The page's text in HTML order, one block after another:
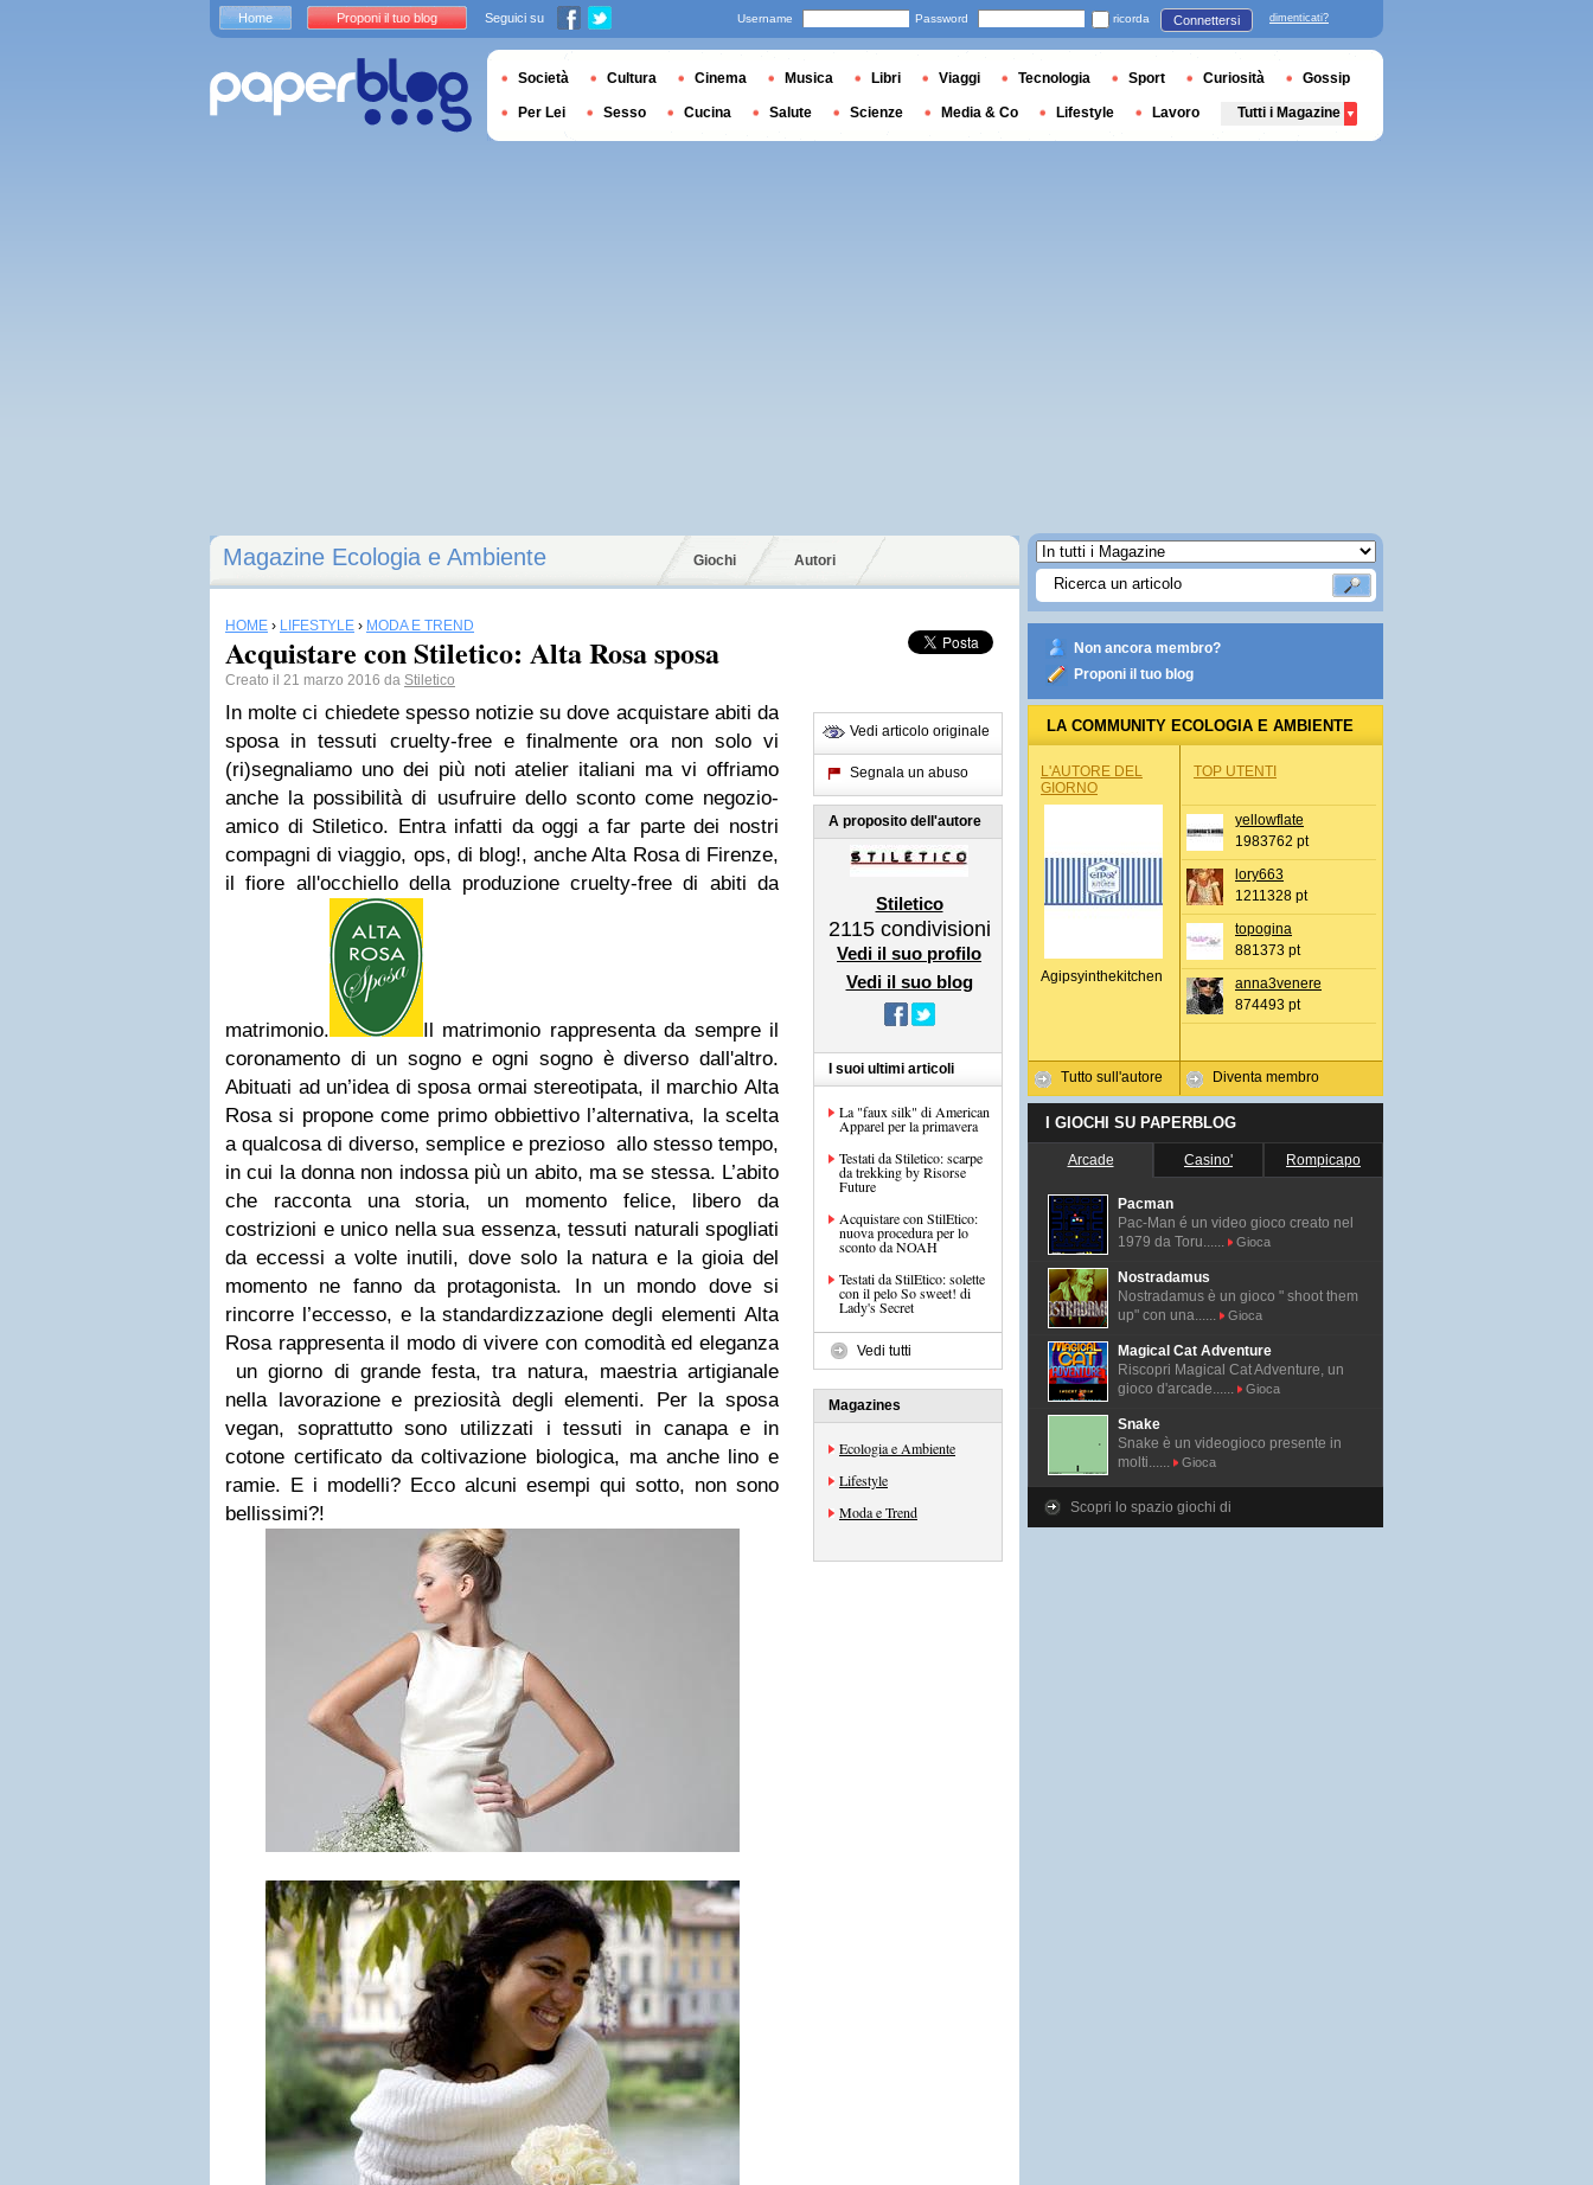
Magazine Ecologia e Ambiente Giochi Autori
HOME › LIFESTYLE › MODA E TREND
Acquistare con Stiletico: Alta Rosa sposa
Creato il 21 marzo 2016 da Stiletico
In molte ci chiedete spesso notizie su dove acquistare abiti da
sposa in tessuti cruelty-free e finalmente ora non solo vi
(ri)segnaliamo uno dei più noti atelier italiani ma vi offriamo
anche la possibilità di usufruire dello sconto come negozio-
amico di Stiletico. Entra infatti da oggi a far parte dei nostri
compagni di viaggio, ops, di blog!, anche Alta Rosa di Firenze,
il fiore all'occhiello della produzione cruelty-free di abiti da
matrimonio.
Il matrimonio rappresenta da sempre il
coronamento di un sogno e ogni sogno è diverso dall'altro.
Abituati ad un’idea di sposa ormai stereotipata, il marchio Alta
Rosa si propone come primo obbiettivo l’alternativa, la scelta
a qualcosa di diverso, semplice e prezioso allo stesso tempo,
in cui la donna non indossa più un abito, ma se stessa. L’abito
che racconta una storia, un momento felice, libero da
costrizioni e unico nella sua essenza, tessuti naturali spogliati
da eccessi a volte inutili, dove solo la natura e la gioia del
momento ne fanno da protagonista. In un mondo dove si
rincorre l’eccesso, e la standardizzazione degli elementi Alta
Rosa rappresenta il modo di vivere con comodità ed eleganza
un giorno di grande festa, tra natura, maestria artigianale
nella lavorazione e preziosità degli elementi. Per la sposa
vegan, soprattutto sono utilizzati i tessuti in canapa e in
cotone certificato da coltivazione biologica, ma anche lino e
ramie. E i modelli? Ecco alcuni esempi qui sotto, non sono
bellissimi?!
Vedi articolo originale
Segnala un abuso
A proposito dell'autore
Stiletico
2115 condivisioni
Vedi il suo profilo
Vedi il suo blog
I suoi ultimi articoli
La "faux silk" di American
Apparel per la primavera
Testati da Stiletico: scarpe
da trekking by Risorse
Future
Acquistare con StilEtico:
nuova procedura per lo
sconto da NOAH
Testati da StilEtico: solette
con il pelo So sweet! di
Lady's Secret
Vedi tutti
Magazines
Ecologia e Ambiente
Lifestyle
Moda e Trend
Non ancora membro?
Proponi il tuo blog
LA COMMUNITY ECOLOGIA E AMBIENTE
L'AUTORE DEL
GIORNO
Agipsyinthekitchen
Tutto sull'autore
TOP UTENTI
yellowflate
1983762 pt
lory663
1211328 pt
topogina
881373 pt
anna3venere
874493 pt
Diventa membro
I GIOCHI SU PAPERBLOG
Arcade Casino' Rompicapo
Pacman
Pac-Man é un video gioco creato nel
1979 da Toru......
Gioca
Nostradamus
Nostradamus è un gioco " shoot them
up" con una......
Gioca
Magical Cat Adventure
Riscopri Magical Cat Adventure, un
gioco d'arcade......
Gioca
Snake
Snake è un videogioco presente in
molti......
Gioca
Scopri lo spazio giochi di
Home Proponi il tuo blog Seguici su Username Password ricorda Connettersi dimenticati?
Società Cultura Cinema Musica Libri Viaggi Tecnologia Sport Curiosità Gossip
Per Lei Sesso Cucina Salute Scienze Media & Co Lifestyle Lavoro Tutti i Magazine